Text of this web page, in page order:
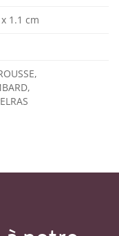
1.1 cm